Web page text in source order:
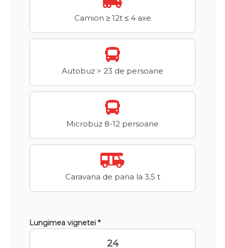
Camion ≥ 12t ≤ 4 axe
Autobuz > 23 de persoane
Microbuz 8-12 persoane
Caravana de pana la 3,5 t
Lungimea vignetei *
24